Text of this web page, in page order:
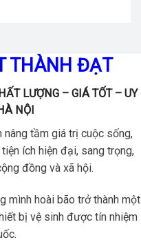
THÀNH ĐẠT
LƯỢNG – GIÁ TỐT – UY
NỘI
tầm giá trị cuộc sống,
ích hiện đại, sang trọng,
đồng và xã hội.
mình hoài bão trở thành một
bị vệ sinh được tín nhiệm